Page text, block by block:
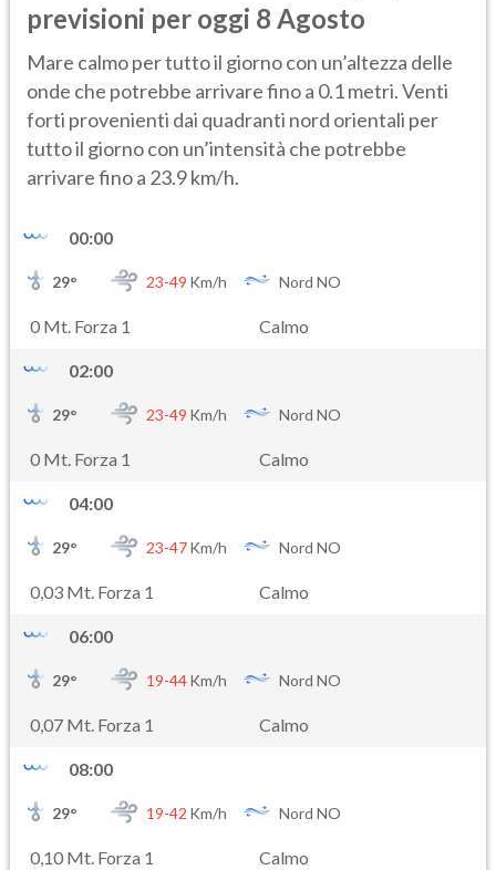
previsioni per oggi 8 Agosto
Mare calmo per tutto il giorno con un’altezza delle
onde che potrebbe arrivare fino a 0.1 metri. Venti
forti provenienti dai quadranti nord orientali per
tutto il giorno con un’intensità che potrebbe
arrivare fino a 23.9 km/h.
00:00
29° 23-49 Km/h Nord NO
0 Mt. Forza 1 Calmo
02:00
29° 23-49 Km/h Nord NO
0 Mt. Forza 1 Calmo
04:00
29° 23-47Km/h Nord NO
0,03 Mt. Forza 1 Calmo
06:00
29° 19-44Km/h Nord NO
0,07 Mt. Forza 1 Calmo
08:00
29° 19-42 Km/h Nord NO
0,10 Mt. Forza 1 Calmo